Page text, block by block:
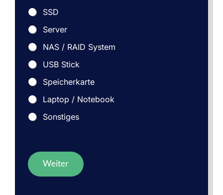
SSD
Server
NAS / RAID System
USB Stick
Speicherkarte
Laptop / Notebook
Sonstiges
Weiter